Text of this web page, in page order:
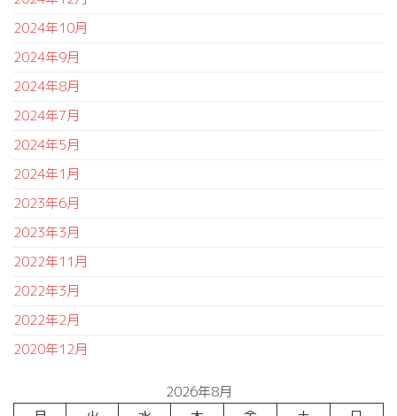
2024年10月
2024年9月
2024年8月
2024年7月
2024年5月
2024年1月
2023年6月
2023年3月
2022年11月
2022年3月
2022年2月
2020年12月
2026年8月